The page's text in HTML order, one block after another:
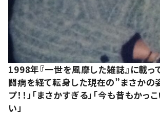
1998年『一世を風靡した雑誌』に載っ
闘病を経て転身した現在の”まさかの
プ！！」「まさかすぎる」「今も昔もかっ
い」